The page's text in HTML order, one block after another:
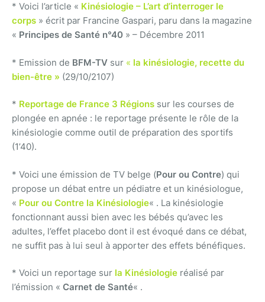
* Voici l’article « Kinésiologie – L’art d’interroger le
corps » écrit par Francine Gaspari, paru dans la magazine
« Principes de Santé n°40 » – Décembre 2011
* Emission de BFM-TV sur « la kinésiologie, recette du
bien-être » (29/10/2107)
* Reportage de France 3 Régions sur les courses de
plongée en apnée : le reportage présente le rôle de la
kinésiologie comme outil de préparation des sportifs
(1’40).
* Voici une émission de TV belge (Pour ou Contre) qui
propose un débat entre un pédiatre et un kinésiologue,
« Pour ou Contre la Kinésiologie« . La kinésiologie
fonctionnant aussi bien avec les bébés qu’avec les
adultes, l’effet placebo dont il est évoqué dans ce débat,
ne suffit pas à lui seul à apporter des effets bénéfiques.
* Voici un reportage sur la Kinésiologie réalisé par
l’émission « Carnet de Santé« .